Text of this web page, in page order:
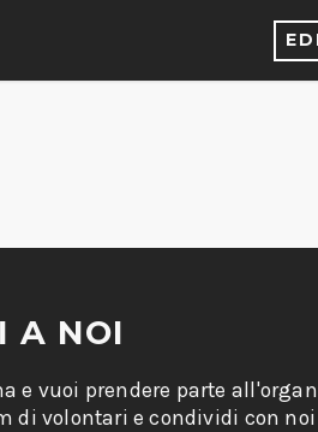
A NOI
e vuoi prendere parte
di volontari e condividi con